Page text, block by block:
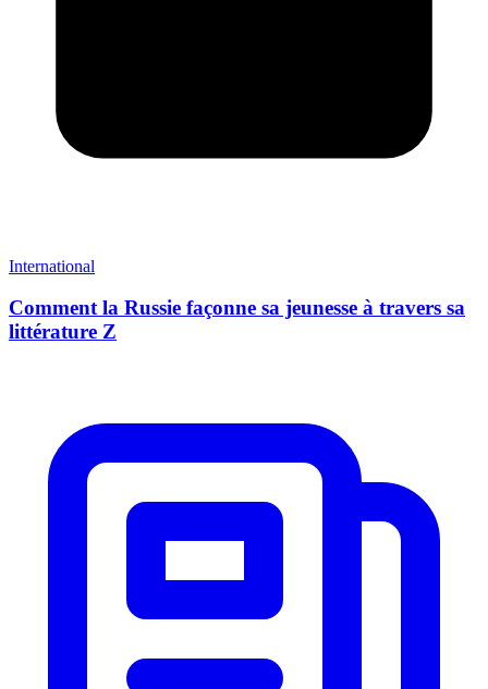
International
Comment la Russie façonne sa jeunesse à travers sa
littérature Z